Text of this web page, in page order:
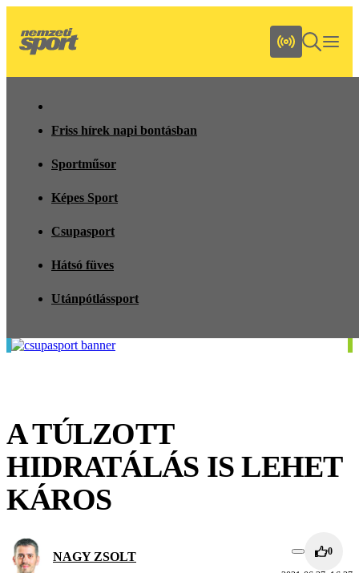
Friss hírek napi bontásban
Sportműsor
Képes Sport
Csupasport
Hátsó füves
Utánpótlássport
A TÚLZOTT
HIDRATÁLÁS IS LEHET
KÁROS
NAGY ZSOLT 0